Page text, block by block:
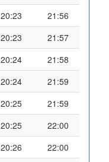
20:23
21:56
20:23
21:57
20:24
21:58
20:24
21:59
20:25
21:59
20:25
22:00
20:26
22:00